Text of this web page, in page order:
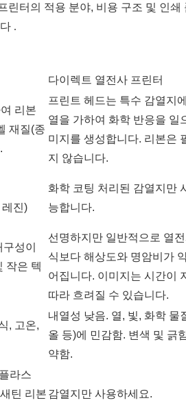
터의 적용 분야, 비용 구조 및 인
.
다이렉트 열전사 프린터
리본
재질(종
프린트 헤드는 특수 감열지
열을 가하여 화학 반응을 일
미지를 생성합니다. 리본은
지 않습니다.
레진)
화학 코팅 처리된 감열지만
능합니다.
성이
작은 텍
선명하지만 일반적으로 열
식보다 해상도와 명암비가
어집니다. 이미지는 시간이
따라 흐려질 수 있습니다.
, 고온,
내열성 낮음. 열, 빛, 화학 물
올 등)에 민감함. 변색 및 긁
약함.
라스
틴 리본 감열지만 사용하세요.